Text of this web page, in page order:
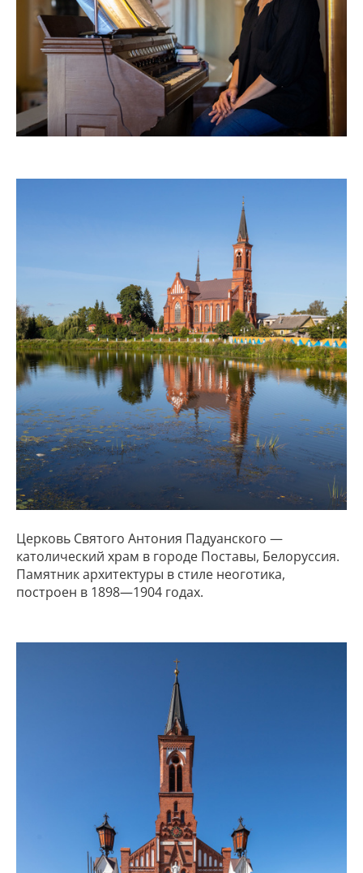
Церковь Святого Антония Падуанского —
католический храм в городе Поставы, Белоруссия.
Памятник архитектуры в стиле неоготика,
построен в 1898—1904 годах.